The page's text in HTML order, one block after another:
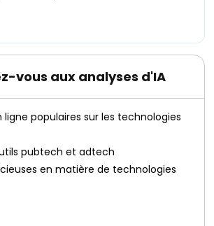
vous aux analyses d'IA
ligne populaires sur les technologies
pubtech et adtech
en matière de technologies